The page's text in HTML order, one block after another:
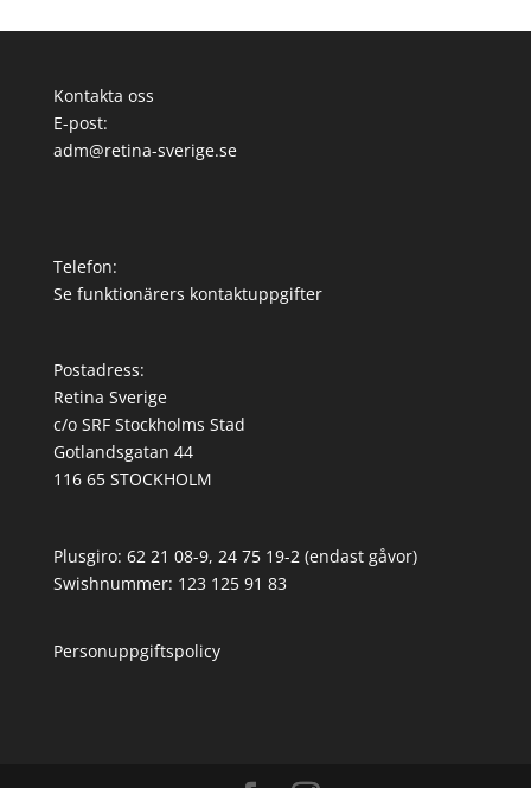
Kontakta oss
E-post:
adm@retina-sverige.se
Telefon:
Se funktionärers kontaktuppgifter
Postadress:
Retina Sverige
c/o SRF Stockholms Stad
Gotlandsgatan 44
116 65 STOCKHOLM
Plusgiro: 62 21 08-9, 24 75 19-2 (endast gåvor)
Swishnummer: 123 125 91 83
Personuppgiftspolicy